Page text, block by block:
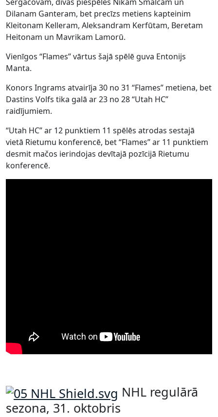
Dilanam Ganteram, bet precīzs metiens kapteinim
Kleitonam Kelleram, Aleksandram Kerfūtam, Beretam
Heitonam un Mavrikam Lamorū.
Vienīgos “Flames” vārtus šajā spēlē guva Entonijs
Manta.
Konors Ingrams atvairīja 30 no 31 “Flames” metiena, bet
Dastins Volfs tika galā ar 23 no 28 “Utah HC”
raidījumiem.
“Utah HC” ar 12 punktiem 11 spēlēs atrodas sestajā
vietā Rietumu konferencē, bet “Flames” ar 11 punktiem
desmit mačos ierindojas devītajā pozīcijā Rietumu
konferencē.
NHL regulārā
sezona, 31. oktobris